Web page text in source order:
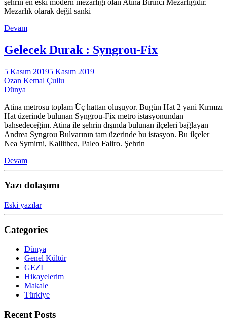
Mezarlık olarak değil sanki
Devam
Gelecek Durak : Syngrou-Fix
5 Kasım 20195 Kasım 2019
Ozan Kemal Çullu
Dünya
Atina metrosu toplam Üç hattan oluşuyor. Bugün Hat 2 yani Kırmızı
Hat üzerinde bulunan Syngrou-Fix metro istasyonundan
bahsedeceğim. Atina ile şehrin dışında bulunan ilçeleri bağlayan
Andrea Syngrou Bulvarının tam üzerinde bu istasyon. Bu ilçeler
Nea Symirni, Kallithea, Paleo Faliro. Şehrin
Devam
Yazı dolaşımı
Eski yazılar
Categories
Dünya
Genel Kültür
GEZI
Hikayelerim
Makale
Türkiye
Recent Posts